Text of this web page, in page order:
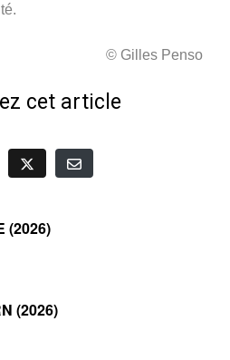
© Gilles Penso
cet article
(2026)
(2026)